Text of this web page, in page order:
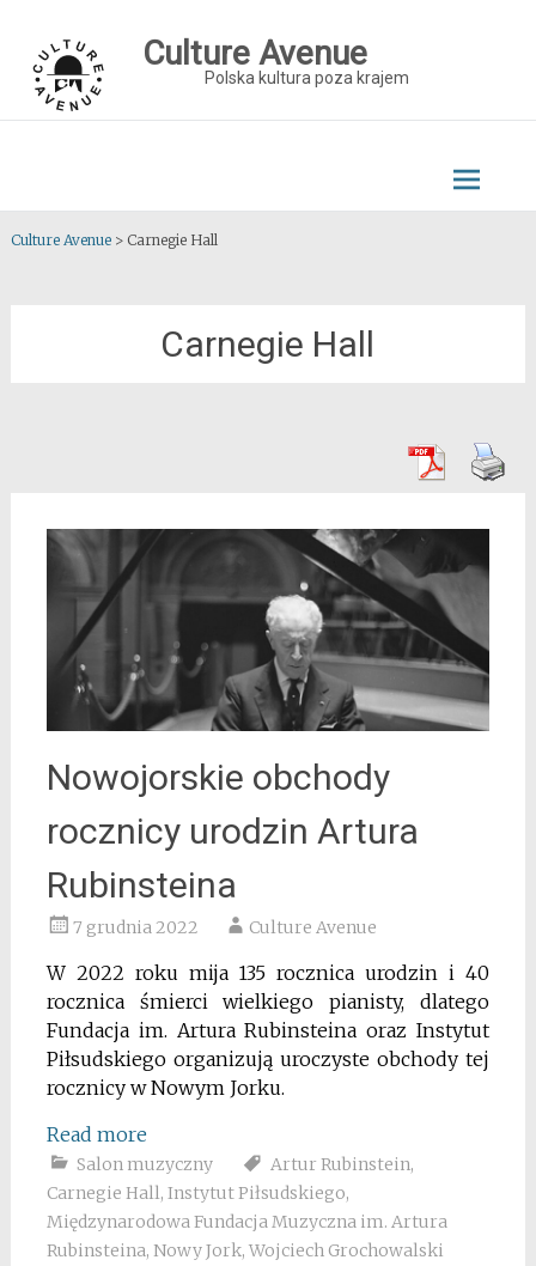
content
Culture Avenue
Polska kultura poza krajem
Culture Avenue> Carnegie Hall
Carnegie Hall
Nowojorskie obchody
rocznicy urodzin Artura
Rubinsteina
7 grudnia 2022 Culture Avenue
W 2022 roku mija 135 rocznica urodzin i 40
rocznica śmierci wielkiego pianisty, dlatego
Fundacja im. Artura Rubinsteina oraz Instytut
Piłsudskiego organizują uroczyste obchody tej
rocznicy w Nowym Jorku.
Read more
Salon muzyczny Artur Rubinstein,
Carnegie Hall, Instytut Piłsudskiego,
Międzynarodowa Fundacja Muzyczna im. Artura
Rubinsteina, Nowy Jork, Wojciech Grochowalski